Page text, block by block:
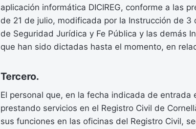
aplicación informática DICIREG, conforme a las
de 21 de julio, modificada por la Instrucción de
de Seguridad Jurídica y Fe Pública y las demás
que han sido dictadas hasta el momento, en
Tercero.
El personal que, en la fecha indicada de entrada
prestando servicios en el Registro Civil de
sus funciones en las oficinas del Registro Civil,